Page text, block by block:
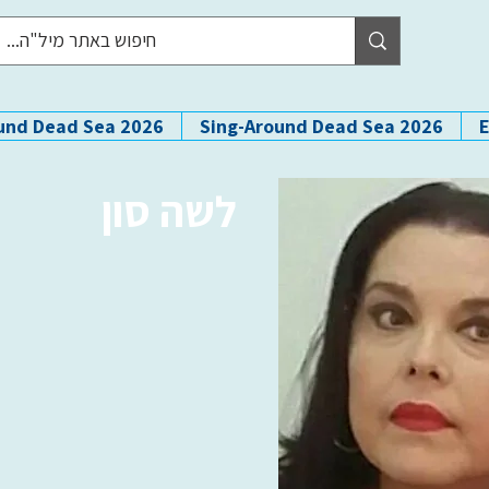
Sing-Around Dead Sea 2026
Dead Sea 2026
לשה סון